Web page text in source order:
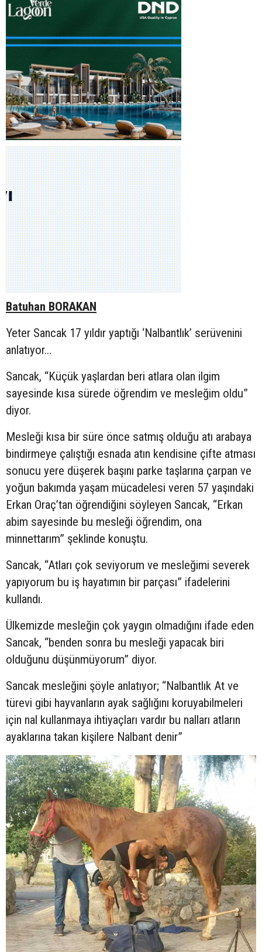
Batuhan BORAKAN
Yeter Sancak 17 yıldır yaptığı ‘Nalbantlık’ serüvenini
anlatıyor…
Sancak, “Küçük yaşlardan beri atlara olan ilgim
sayesinde kısa sürede öğrendim ve mesleğim oldu”
diyor.
Mesleği kısa bir süre önce satmış olduğu atı arabaya
bindirmeye çalıştığı esnada atın kendisine çifte atması
sonucu yere düşerek başını parke taşlarına çarpan ve
yoğun bakımda yaşam mücadelesi veren 57 yaşındaki
Erkan Oraç’tan öğrendiğini söyleyen Sancak, “Erkan
abim sayesinde bu mesleği öğrendim, ona
minnettarım” şeklinde konuştu.
Sancak, “Atları çok seviyorum ve mesleğimi severek
yapıyorum bu iş hayatımın bir parçası” ifadelerini
kullandı.
Ülkemizde mesleğin çok yaygın olmadığını ifade eden
Sancak, “benden sonra bu mesleği yapacak biri
olduğunu düşünmüyorum” diyor.
Sancak mesleğini şöyle anlatıyor; “Nalbantlık At ve
türevi gibi hayvanların ayak sağlığını koruyabilmeleri
için nal kullanmaya ihtiyaçları vardır bu nalları atların
ayaklarına takan kişilere Nalbant denir”